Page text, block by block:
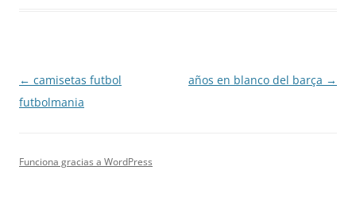
Navegación
de
← camisetas futbol
futbolmania
años en blanco del barça →
Funciona gracias a WordPress